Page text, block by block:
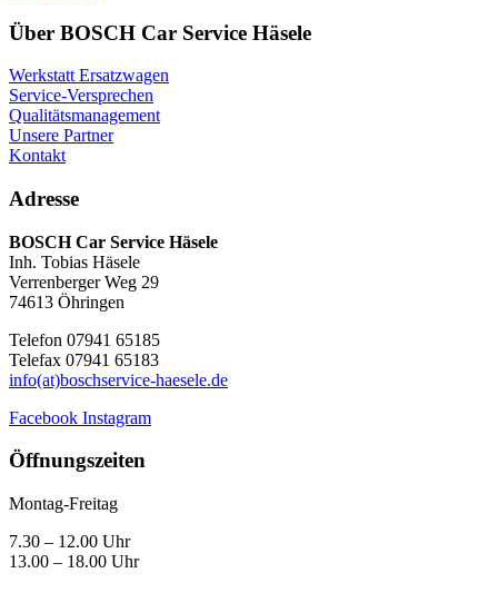
Über BOSCH Car Service Häsele
Werkstatt Ersatzwagen
Service-Versprechen
Qualitätsmanagement
Unsere Partner
Kontakt
Adresse
BOSCH Car Service Häsele
Inh. Tobias Häsele
Verrenberger Weg 29
74613 Öhringen
Telefon 07941 65185
Telefax 07941 65183
info(at)boschservice-haesele.de
Facebook Instagram
Öffnungszeiten
Montag-Freitag
7.30 – 12.00 Uhr
13.00 – 18.00 Uhr